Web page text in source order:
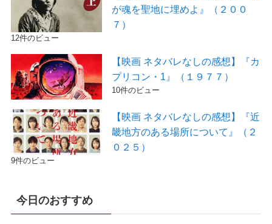
が魂を聖地に埋めよ』（２００
７）
12件のビュー
【映画 ネタバレなしの感想】『カ
プリコン・1』（１９７７）
10件のビュー
【映画 ネタバレなしの感想】『近
畿地方のある場所について』（２
０２５）
9件のビュー
今日のおすすめ